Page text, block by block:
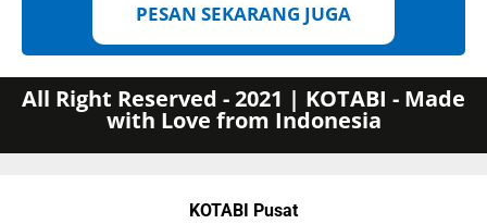
PESAN SEKARANG JUGA
All Right Reserved - 2021 | KOTABI - Made
with Love from Indonesia
KOTABI Pusat